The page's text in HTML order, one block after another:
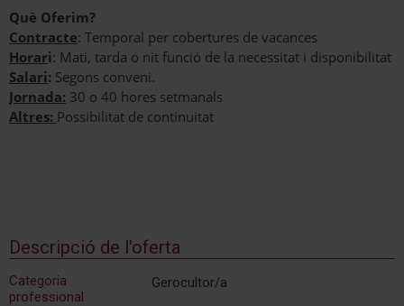
Què Oferim?
Contracte: Temporal per cobertures de vacances
Horari: Mati, tarda o nit funció de la necessitat i disponibilitat
Salari: Segons conveni.
Jornada: 30 o 40 hores setmanals
Altres: Possibilitat de continuitat
Descripció de l'oferta
Categoria
professional
Gerocultor/a